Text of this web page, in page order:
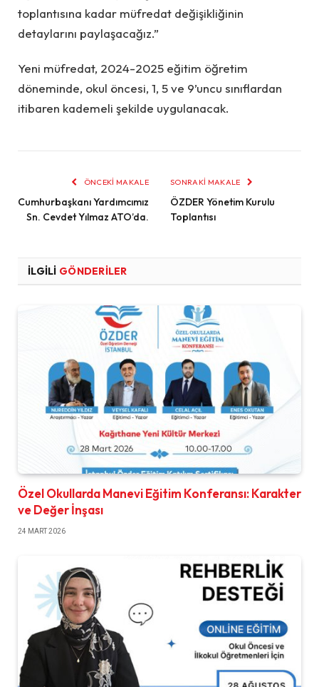
toplantısına kadar müfredat değişikliğinin
detaylarını paylaşacağız.”
Yeni müfredat, 2024-2025 eğitim öğretim
döneminde, okul öncesi, 1, 5 ve 9’uncu sınıflardan
itibaren kademeli şekilde uygulanacak.
ÖNCEKI MAKALE
Cumhurbaşkanı Yardımcımız
Sn. Cevdet Yılmaz ATO’da.
SONRAKI MAKALE
ÖZDER Yönetim Kurulu
Toplantısı
İLGILI GÖNDERILER
Özel Okullarda Manevi Eğitim Konferansı: Karakter
ve Değer İnşası
24 MART 2026